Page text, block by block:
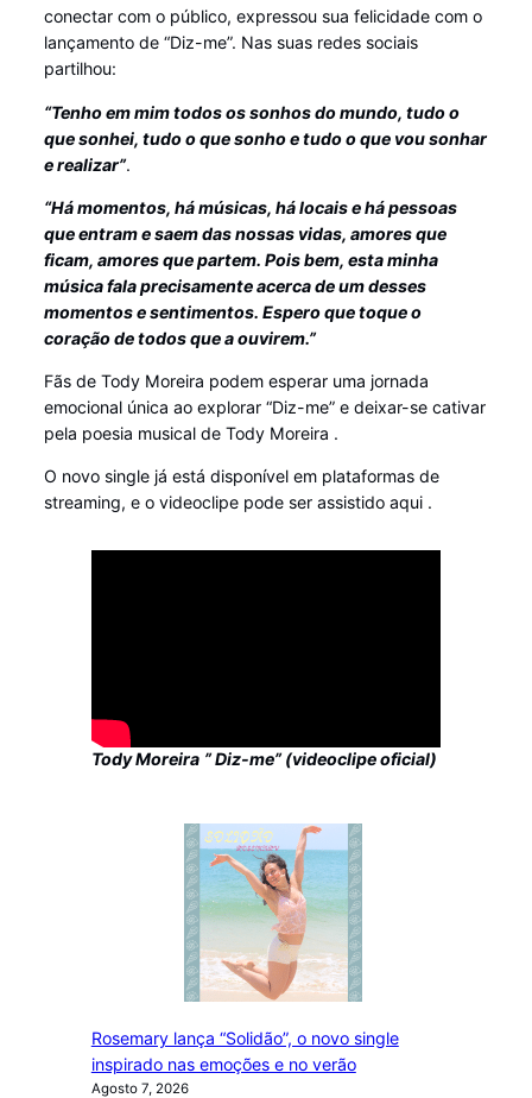
conectar com o público, expressou sua felicidade com o
lançamento de “Diz-me”. Nas suas redes sociais
partilhou:
“Tenho em mim todos os sonhos do mundo, tudo o
que sonhei, tudo o que sonho e tudo o que vou sonhar
e realizar”.
“Há momentos, há músicas, há locais e há pessoas
que entram e saem das nossas vidas, amores que
ficam, amores que partem. Pois bem, esta minha
música fala precisamente acerca de um desses
momentos e sentimentos. Espero que toque o
coração de todos que a ouvirem.”
Fãs de Tody Moreira podem esperar uma jornada
emocional única ao explorar “Diz-me” e deixar-se cativar
pela poesia musical de Tody Moreira .
O novo single já está disponível em plataformas de
streaming, e o videoclipe pode ser assistido aqui .
Tody Moreira ” Diz-me”(videoclipe oficial)
Rosemary lança “Solidão”, o novo single
inspirado nas emoções e no verão
Agosto 7, 2026